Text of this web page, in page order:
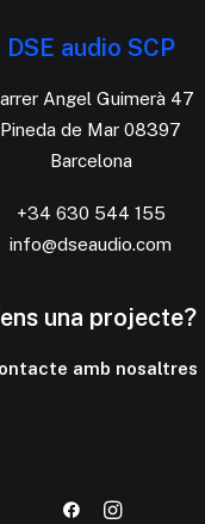
DSE audio SCP
Angel Guimerà 47
Pineda de Mar 08397
Barcelona
+34 630 544 155
info@dseaudio.com
una projecte?
amb nosaltres